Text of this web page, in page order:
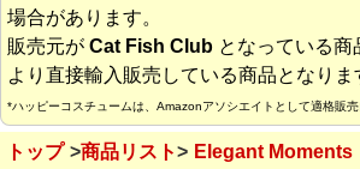
場合があります。
販売元が Cat Fish Club となっている商
より直接輸入販売している商品となりま
*ハッピーコスチュームは、Amazonアソシエイトとして適格販売
トップ 商品リスト
Elegant Moments